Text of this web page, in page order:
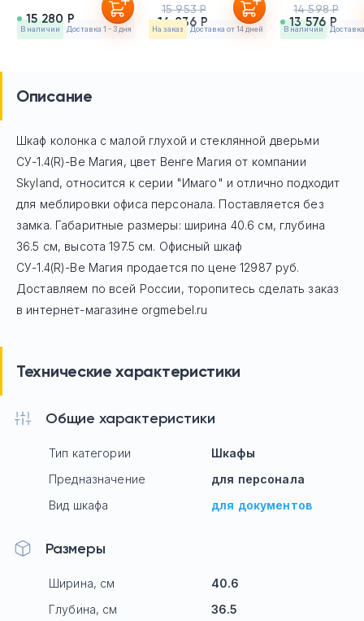
15 280 Р
в наличии Доставка 1 - 3 дня 14 836 Р
15 953 Р
На заказ Доставка от 14 дней 13 576 Р
14 598 Р
в наличии
Описание
Шкаф колонка с малой глухой и стеклянной дверьми
СУ-1.4(R)-Ве Магия, цвет Венге Магия от компании
Skyland, относится к серии "Имаго" и отлично подходит
для меблировки офиса персонала. Поставляется без
замка. Габаритные размеры: ширина 40.6 см, глубина
36.5 см, высота 197.5 см. Офисный шкаф
СУ-1.4(R)-Ве Магия продается по цене12987 руб.
Доставляем по всей России, торопитесь сделать заказ
в интернет-магазине orgmebel.ru
Технические характеристики
Общие характеристики
Тип категории
Шкафы
Предназначение
для персонала
Вид шкафа
для документов
Размеры
Ширина, см
40.6
Глубина, см
36.5